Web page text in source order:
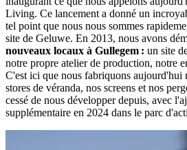
Living. Ce lancement a donné un
tel point que nous nous sommes
site de Geluwe. En 2013, nous avons
nouveaux locaux à Gullegem : un site
notre propre atelier de production, notre
C'est ici que nous fabriquons aujourd'hui
stores de véranda, nos screens et nos
cessé de nous développer depuis, avec
supplémentaire en 2024 dans le parc